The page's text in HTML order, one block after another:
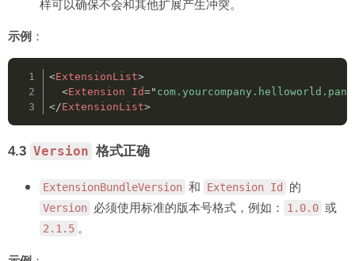
样可以确保不会和其他扩展产生冲突。
示例 ：
<ExtensionList>
<Extension Id="
</ExtensionList>
4.3 Version 格式正确
ExtensionBundleVersion 和 Extension Id 的
Version 必须使用标准的版本号格式，例如： 1.0.0 或
2.1.5 。